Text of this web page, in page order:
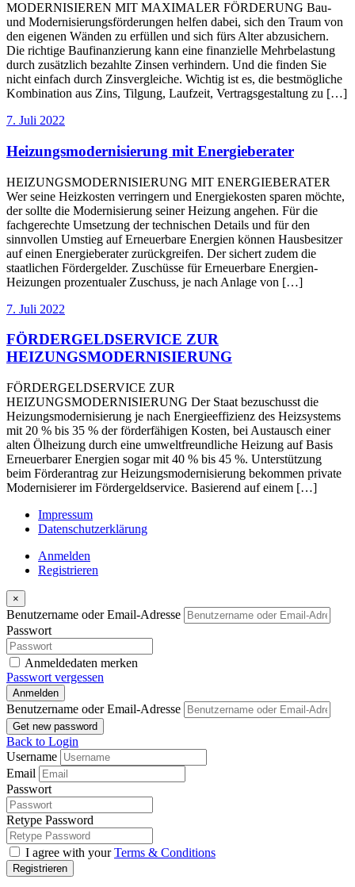
MODERNISIEREN MIT MAXIMALER FÖRDERUNG Bau-
und Modernisierungsförderungen helfen dabei, sich den Traum von
den eigenen Wänden zu erfüllen und sich fürs Alter abzusichern.
Die richtige Baufinanzierung kann eine finanzielle Mehrbelastung
durch zusätzlich bezahlte Zinsen verhindern. Und die finden Sie
nicht einfach durch Zinsvergleiche. Wichtig ist es, die bestmögliche
Kombination aus Zins, Tilgung, Laufzeit, Vertragsgestaltung zu […]
7. Juli 2022
Heizungsmodernisierung mit Energieberater
HEIZUNGSMODERNISIERUNG MIT ENERGIEBERATER
Wer seine Heizkosten verringern und Energiekosten sparen möchte,
der sollte die Modernisierung seiner Heizung angehen. Für die
fachgerechte Umsetzung der technischen Details und für den
sinnvollen Umstieg auf Erneuerbare Energien können Hausbesitzer
auf einen Energieberater zurückgreifen. Der sichert zudem die
staatlichen Fördergelder. Zuschüsse für Erneuerbare Energien-
Heizungen prozentualer Zuschuss, je nach Anlage von […]
7. Juli 2022
FÖRDERGELDSERVICE ZUR
HEIZUNGSMODERNISIERUNG
FÖRDERGELDSERVICE ZUR
HEIZUNGSMODERNISIERUNG Der Staat bezuschusst die
Heizungsmodernisierung je nach Energieeffizienz des Heizsystems
mit 20 % bis 35 % der förderfähigen Kosten, bei Austausch einer
alten Ölheizung durch eine umweltfreundliche Heizung auf Basis
Erneuerbarer Energien sogar mit 40 % bis 45 %. Unterstützung
beim Förderantrag zur Heizungsmodernisierung bekommen private
Modernisierer im Fördergeldservice. Basierend auf einem […]
Impressum
Datenschutzerklärung
Anmelden
Registrieren
×
Benutzername oder Email-Adresse
Passwort
Anmeldedaten merken
Passwort vergessen
Anmelden
Benutzername oder Email-Adresse
Get new password
Back to Login
Username
Email
Passwort
Retype Password
I agree with yourTerms & Conditions
Registrieren